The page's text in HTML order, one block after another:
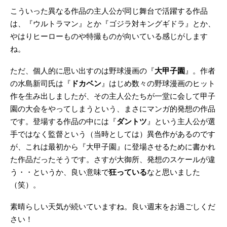
こういった異なる作品の主人公が同じ舞台で活躍する作品
は、『ウルトラマン』とか『ゴジラ対キングギドラ』とか、
やはりヒーローものや特撮ものが向いている感じがします
ね。
ただ、個人的に思い出すのは野球漫画の『大甲子園 』。作者
の水島新司氏は『 ドカベン 』はじめ数々の野球漫画のヒット
作を生み出しましたが、その主人公たちが一堂に会して甲子
園の大会をやってしまうという、まさにマンガ的発想の作品
です。登場する作品の中には『ダントツ 』という主人公が選
手ではなく監督という（当時としては）異色作があるのです
が、これは最初から『大甲子園』に登場させるために書かれ
た作品だったそうです。さすが大御所、発想のスケールが違
う・・というか、良い意味で狂っているなと思いました
（笑）。
素晴らしい天気が続いていますね。良い週末をお過ごしくだ
さい！